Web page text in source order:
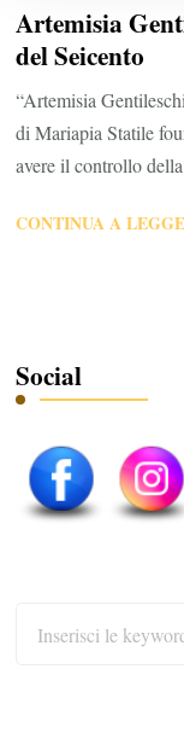
Artemisia
del Seicento
“Artemisia
di Mariapia Statile
avere il controllo
CONTINUA A
Social